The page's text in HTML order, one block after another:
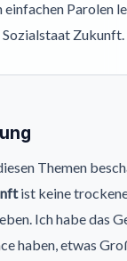
Parolen
Zukunft.
Themen
ist keine
Ich habe das
haben, etwas